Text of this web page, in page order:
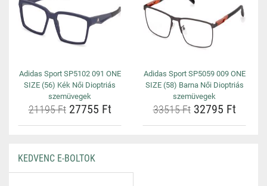
Adidas Sport SP5102 091 ONE
SIZE (56) Kék Női Dioptriás
szemüvegek
21195 Ft27755 Ft
Adidas Sport SP5059 009 ONE
SIZE (58) Barna Női Dioptriás
szemüvegek
33515 Ft32795 Ft
KEDVENC E-BOLTOK